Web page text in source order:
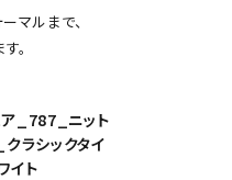
マルまで、
。
_787_ニット
ラシックタイ
イト